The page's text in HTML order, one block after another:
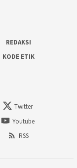
REDAKSI
KODE ETIK
Twitter
Youtube
RSS